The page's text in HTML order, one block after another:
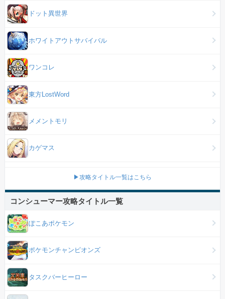
ドット異世界
ホワイトアウトサバイバル
ワンコレ
東方LostWord
メメントモリ
カゲマス
▶攻略タイトル一覧はこちら
コンシューマー攻略タイトル一覧
ぽこあポケモン
ポケモンチャンピオンズ
タスクバーヒーロー